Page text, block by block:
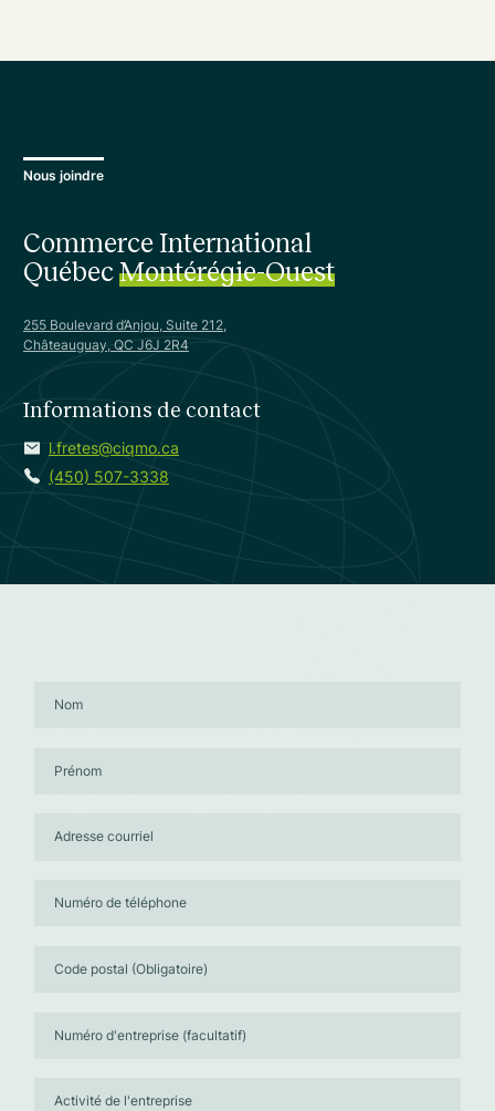
Nous joindre
Commerce International
QuébecMontérégie-Ouest
255 Boulevard d’Anjou, Suite 212,
Châteauguay, QC J6J 2R4
Informations de contact
l.fretes@ciqmo.ca
(450) 507-3338